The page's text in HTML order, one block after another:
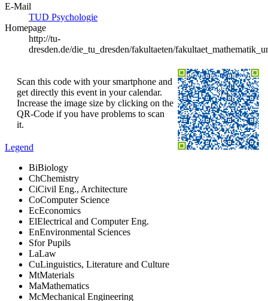
E-Mail
TUD Psychologie
Homepage
http://tu-
dresden.de/die_tu_dresden/fakultaeten/
Scan this code with your smartphone and
get directly this event in your calendar.
Increase the image size by clicking on the
QR-Code if you have problems to scan
it.
Legend
BiBiology
ChChemistry
CiCivil Eng., Architecture
CoComputer Science
EcEconomics
ElElectrical and Computer Eng.
EnEnvironmental Sciences
Sfor Pupils
LaLaw
CuLinguistics, Literature and Culture
MtMaterials
MaMathematics
McMechanical Engineering